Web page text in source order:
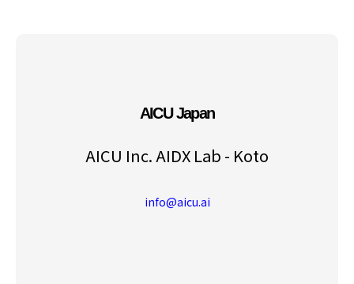
AICU Japan
AICU Inc. AIDX Lab - Koto
info@aicu.ai